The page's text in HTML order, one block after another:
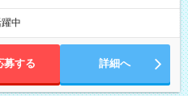
中
募する 詳細へ